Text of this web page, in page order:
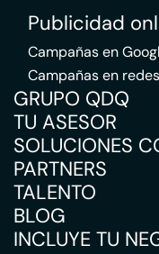
Publicidad
Campañas en
Campañas en
GRUPO QDQ
TU ASESOR
SOLUCIONES
PARTNERS
TALENTO
BLOG
INCLUYE TU